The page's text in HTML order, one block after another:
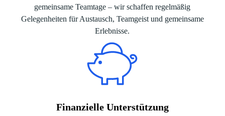
gemeinsame Teamtage – wir schaffen regelmäßig
Gelegenheiten für Austausch, Teamgeist und gemeinsame
Erlebnisse.
Finanzielle Unterstützung